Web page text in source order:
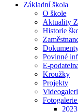
Základní škola
O škole
Aktuality
Historie
Povinné
E-
Kroužky
Projekty
2023